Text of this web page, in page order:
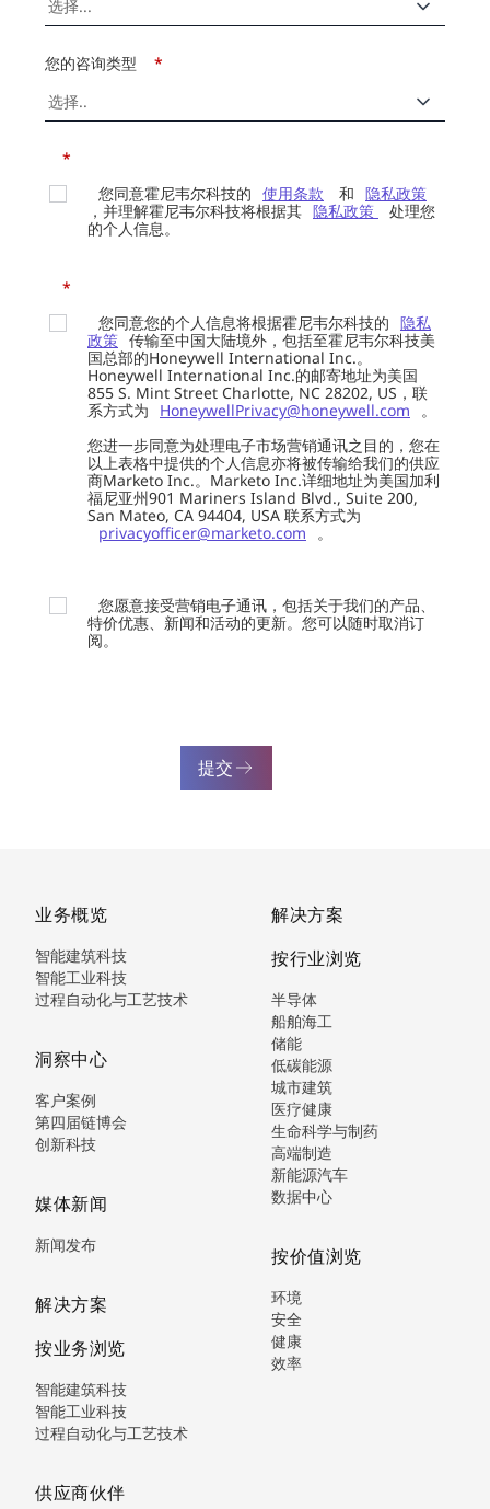
*
您的咨询类型
*
您同意霍尼韦尔科技的 使用条款 和 隐私政策
，并理解霍尼韦尔科技将根据其 隐私政策
处理您
的个人信息。
*
您同意您的个人信息将根据霍尼韦尔科技的 隐私
政策 传输至中国大陆境外，包括至霍尼韦尔科技美
国总部的Honeywell International Inc.。
Honeywell International Inc.的邮寄地址为美国
855 S. Mint Street Charlotte, NC 28202, US，联
系方式为
HoneywellPrivacy@honeywell.com
。
您进一步同意为处理电子市场营销通讯之目的，您在
以上表格中提供的个人信息亦将被传输给我们的供应
商Marketo Inc.。Marketo Inc.详细地址为美国加利
福尼亚州901 Mariners Island Blvd., Suite 200,
San Mateo, CA 94404, USA 联系方式为
privacyofficer@marketo.com
。
您愿意接受营销电子通讯，包括关于我们的产品、
特价优惠、新闻和活动的更新。您可以随时取消订
阅。
提交
业务概览
智能建筑科技
智能工业科技
过程自动化与工艺技术
洞察中心
客户案例
第四届链博会
创新科技
媒体新闻
新闻发布
解决方案
按业务浏览
智能建筑科技
智能工业科技
过程自动化与工艺技术
供应商伙伴
解决方案
按行业浏览
半导体
船舶海工
储能
低碳能源
城市建筑
医疗健康
生命科学与制药
高端制造
新能源汽车
数据中心
按价值浏览
环境
安全
健康
效率